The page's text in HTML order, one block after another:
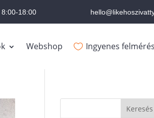
8:00-18:00
Webshop Ingyenes felmérés
Keresés